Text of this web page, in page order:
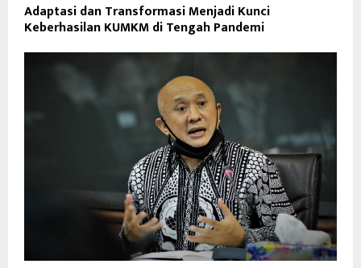
Adaptasi dan Transformasi Menjadi Kunci
Keberhasilan KUMKM di Tengah Pandemi